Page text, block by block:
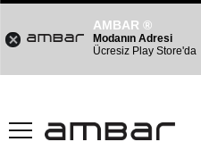
AMBAR ®
Modanın Adresi
Ücresiz Play Store'da